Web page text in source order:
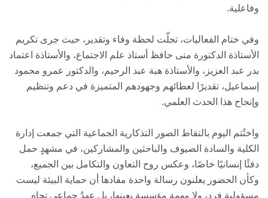
وفاعلية.
وفي ختام الفعاليات، تجلّت لحظة وفاء وتقدير، حيث جرى تكريم
الأستاذة الدكتورة منى حافظ أستاذ علم الاجتماع، والأستاذة اعتماد
بدر عبد العزيز، والأستاذة هبة عبد الرحيم، والدكتور عمرو محمود
إسماعيل، تقديرًا لعطائهم وجهودهم المتميزة في دعم وتنظيم
وإنجاح هذا الحدث العلمي.
واختُتم اليوم بالتقاط الصور التذكارية الجماعية التي جمعت إدارة
الكلية والسادة الضيوف والباحثين والمشاركين، في مشهدٍ حمل
دفئًا إنسانيًا خاصًا، وعكس روح التعاون والتكامل بين الجميع،
وكأن الحضور يعلنون رسالة واحدة مفادها أن حماية البيئة ليست
مسؤولية فرد، ولا مهمة مؤسسة بعينها، بل عهدٌ جماعي تجاه